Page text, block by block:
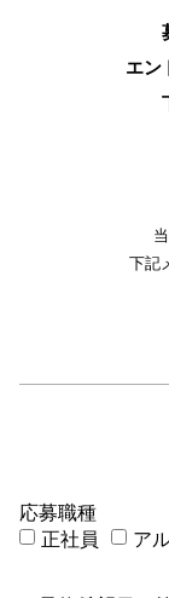
エン
下記
応募職種
正社員
ア